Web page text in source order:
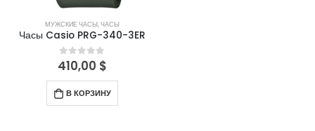
МУЖСКИЕ ЧАСЫ,ЧАСЫ
Часы Casio PRG-340-3ER
0out of 5
410,00 $
В КОРЗИНУ